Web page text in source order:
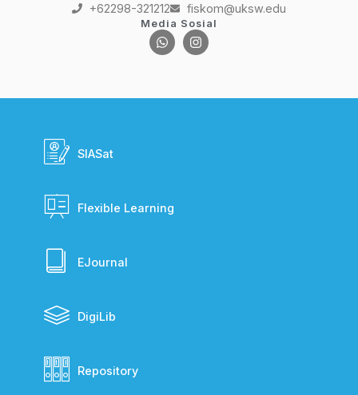
+62298-321212 fiskom@uksw.edu
Media Sosial
SIASat
Flexible Learning
EJournal
DigiLib
Repository